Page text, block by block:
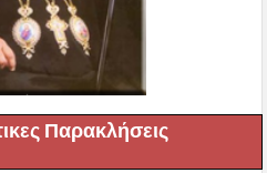
Παρακλήσεις